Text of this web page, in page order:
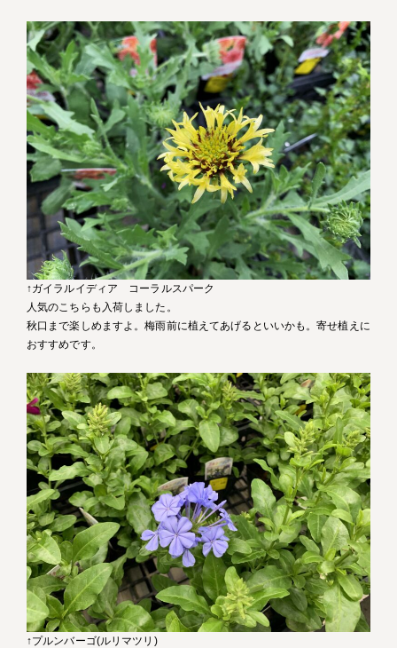
↑ガイラルイディア コーラルスパーク
人気のこちらも入荷しました。
秋口まで楽しめますよ。梅雨前に植えてあげるといいかも。寄せ植えに
おすすめです。
↑プルンバーゴ(ルリマツリ)